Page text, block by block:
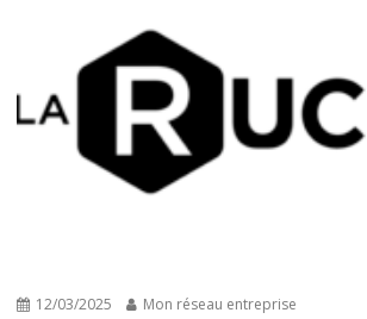
12/03/2025 Mon réseau entreprise